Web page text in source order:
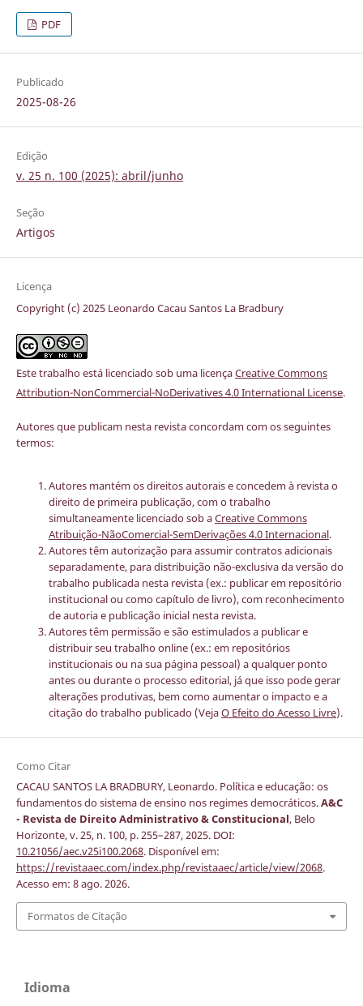
PDF
Publicado
2025-08-26
Edição
v. 25 n. 100 (2025): abril/junho
Seção
Artigos
Licença
Copyright (c) 2025 Leonardo Cacau Santos La Bradbury
Este trabalho está licenciado sob uma licençaCreative Commons
Attribution-NonCommercial-NoDerivatives 4.0 International License.
Autores que publicam nesta revista concordam com os seguintes
termos:
Autores mantém os direitos autorais e concedem à revista o
direito de primeira publicação, com o trabalho
simultaneamente licenciado sob aCreative Commons
Atribuição-NãoComercial-SemDerivações 4.0 Internacional.
Autores têm autorização para assumir contratos adicionais
separadamente, para distribuição não-exclusiva da versão do
trabalho publicada nesta revista (ex.: publicar em repositório
institucional ou como capítulo de livro), com reconhecimento
de autoria e publicação inicial nesta revista.
Autores têm permissão e são estimulados a publicar e
distribuir seu trabalho online (ex.: em repositórios
institucionais ou na sua página pessoal) a qualquer ponto
antes ou durante o processo editorial, já que isso pode gerar
alterações produtivas, bem como aumentar o impacto e a
citação do trabalho publicado (VejaO Efeito do Acesso Livre).
Como Citar
CACAU SANTOS LA BRADBURY, Leonardo. Política e educação: os
fundamentos do sistema de ensino nos regimes democráticos.A&C
- Revista de Direito Administrativo & Constitucional, Belo
Horizonte, v. 25, n. 100, p. 255–287, 2025. DOI:
10.21056/aec.v25i100.2068. Disponível em:
https://revistaaec.com/index.php/revistaaec/article/view/2068.
Acesso em: 8 ago. 2026.
Formatos de Citação
Idioma